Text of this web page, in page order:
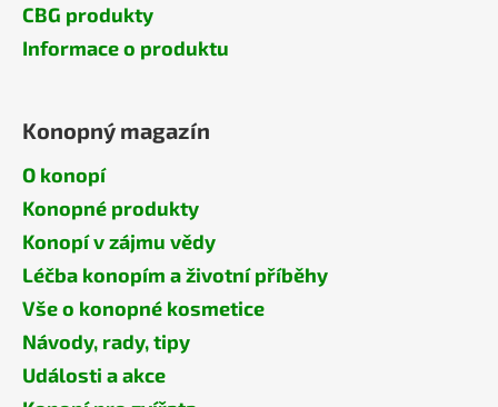
CBG produkty
Informace o produktu
Konopný magazín
O konopí
Konopné produkty
Konopí v zájmu vědy
Léčba konopím a životní příběhy
Vše o konopné kosmetice
Návody, rady, tipy
Události a akce